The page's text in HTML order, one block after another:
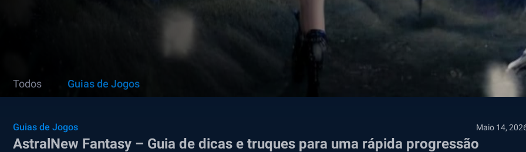
Todos Guias de Jogos
Guias de Jogos Maio 14,
AstralNew Fantasy – Guia de dicas e truques para uma rápida progressão